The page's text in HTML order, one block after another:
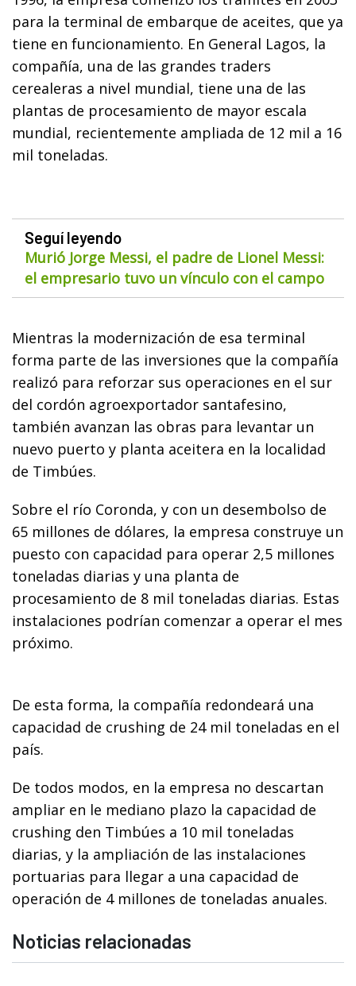
para la terminal de embarque de aceites, que ya
tiene en funcionamiento. En General Lagos, la
compañía, una de las grandes traders
cerealeras a nivel mundial, tiene una de las
plantas de procesamiento de mayor escala
mundial, recientemente ampliada de 12 mil a 16
mil toneladas.
Seguí leyendo
Murió Jorge Messi, el padre de Lionel Messi:
el empresario tuvo un vínculo con el campo
Mientras la modernización de esa terminal
forma parte de las inversiones que la compañía
realizó para reforzar sus operaciones en el sur
del cordón agroexportador santafesino,
también avanzan las obras para levantar un
nuevo puerto y planta aceitera en la localidad
de Timbúes.
Sobre el río Coronda, y con un desembolso de
65 millones de dólares, la empresa construye un
puesto con capacidad para operar 2,5 millones
toneladas diarias y una planta de
procesamiento de 8 mil toneladas diarias. Estas
instalaciones podrían comenzar a operar el mes
próximo.
De esta forma, la compañía redondeará una
capacidad de crushing de 24 mil toneladas en el
país.
De todos modos, en la empresa no descartan
ampliar en le mediano plazo la capacidad de
crushing den Timbúes a 10 mil toneladas
diarias, y la ampliación de las instalaciones
portuarias para llegar a una capacidad de
operación de 4 millones de toneladas anuales.
Noticias relacionadas